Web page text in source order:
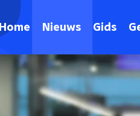
Home Nieuws Gids